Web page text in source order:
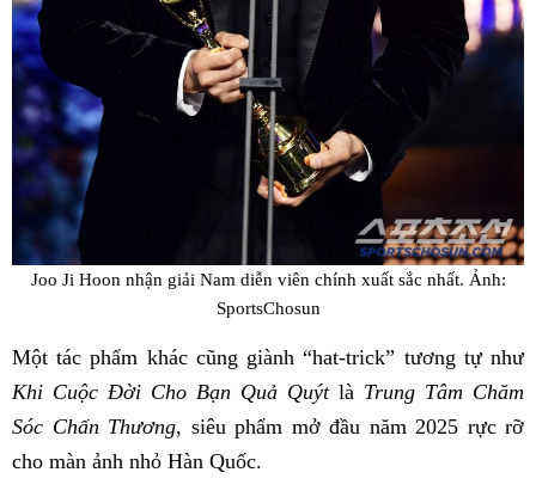
Joo Ji Hoon nhận giải Nam diễn viên chính xuất sắc nhất. Ảnh:
SportsChosun
Một tác phẩm khác cũng giành “hat-trick” tương tự như
Khi Cuộc Đời Cho Bạn Quả Quýtlà Trung Tâm Chăm
Sóc Chấn Thương, siêu phẩm mở đầu năm 2025 rực rỡ
cho màn ảnh nhỏ Hàn Quốc.